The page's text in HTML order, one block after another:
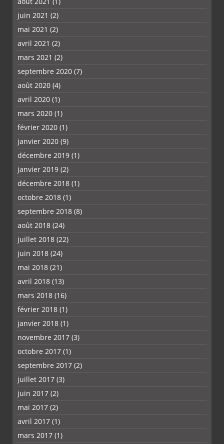
juin 2021 (2)
mai 2021 (2)
avril 2021 (2)
mars 2021 (2)
septembre 2020 (7)
août 2020 (4)
avril 2020 (1)
mars 2020 (1)
février 2020 (1)
janvier 2020 (9)
décembre 2019 (1)
janvier 2019 (2)
décembre 2018 (1)
octobre 2018 (1)
septembre 2018 (8)
août 2018 (24)
juillet 2018 (22)
juin 2018 (24)
mai 2018 (21)
avril 2018 (13)
mars 2018 (16)
février 2018 (1)
janvier 2018 (1)
novembre 2017 (3)
octobre 2017 (1)
septembre 2017 (2)
juillet 2017 (3)
juin 2017 (2)
mai 2017 (2)
avril 2017 (1)
mars 2017 (1)